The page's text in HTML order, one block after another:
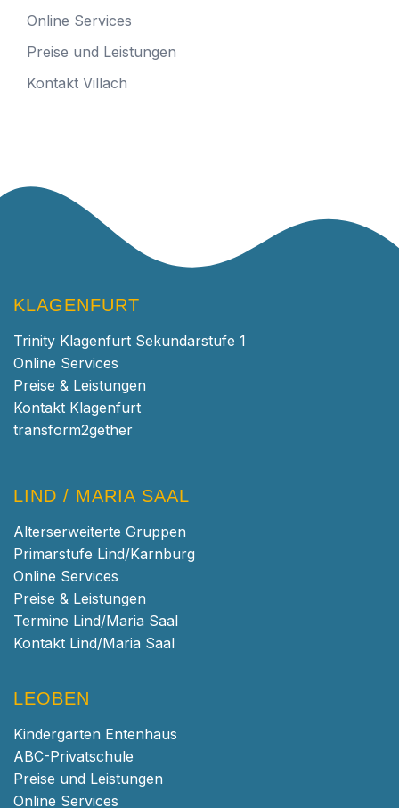
Online Services
Preise und Leistungen
Kontakt Villach
KLAGENFURT
Trinity Klagenfurt Sekundarstufe 1
Online Services
Preise & Leistungen
Kontakt Klagenfurt
transform2gether
LIND / MARIA SAAL
Alterserweiterte Gruppen
Primarstufe Lind/Karnburg
Online Services
Preise & Leistungen
Termine Lind/Maria Saal
Kontakt Lind/Maria Saal
LEOBEN
Kindergarten Entenhaus
ABC-Privatschule
Preise und Leistungen
Online Services